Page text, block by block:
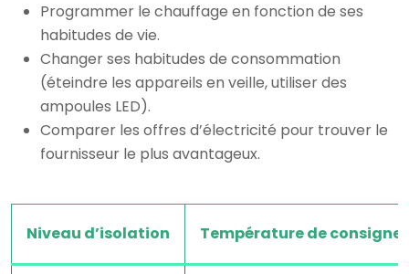
Programmer le chauffage en fonction de ses
habitudes de vie.
Changer ses habitudes de consommation
(éteindre les appareils en veille, utiliser des
ampoules LED).
Comparer les offres d’électricité pour trouver le
fournisseur le plus avantageux.
Niveau d’isolation Température de consigne